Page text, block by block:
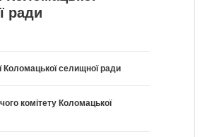
ради
Коломацької селищної ради
комітету Коломацької